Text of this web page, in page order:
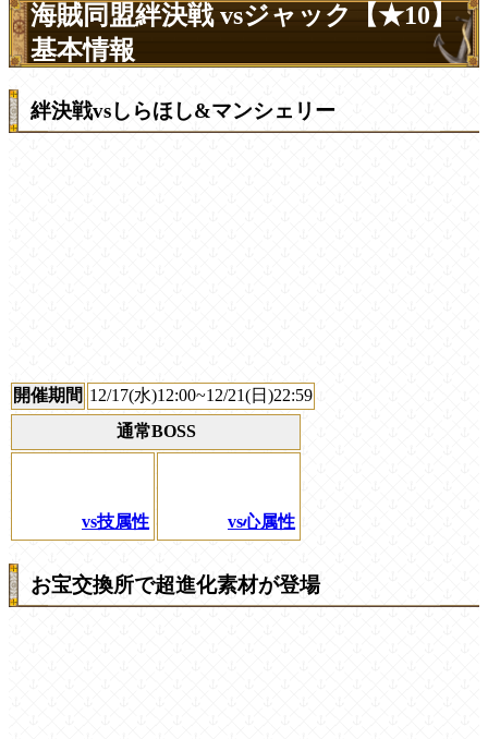
海賊同盟絆決戦 vsジャック【★10】
基本情報
絆決戦vsしらほし&マンシェリー
開催期間 12/17(水)12:00~12/21(日)22:59
通常BOSS
vs技属性 vs心属性
お宝交換所で超進化素材が登場